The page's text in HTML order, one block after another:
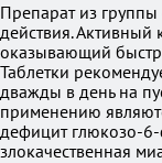
Препарат из
действия.
оказывающий
Таблетки
дважды в день на
применению
дефицит глюкозо-
злокачественная